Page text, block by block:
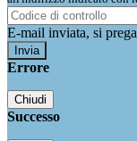
E-mail inviata, si
Errore
Chiudi
Successo